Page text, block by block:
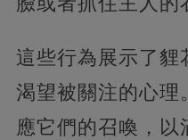
這些行為展示了貍
渴望被關注的心理
應它們的召喚，以